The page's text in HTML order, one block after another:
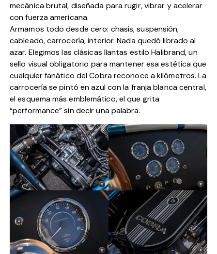
mecánica brutal, diseñada para rugir, vibrar y acelerar
con fuerza americana.
Armamos todo desde cero: chasis, suspensión,
cableado, carrocería, interior. Nada quedó librado al
azar. Elegimos las clásicas llantas estilo Halibrand, un
sello visual obligatorio para mantener esa estética que
cualquier fanático del Cobra reconoce a kilómetros. La
carrocería se pintó en azul con la franja blanca central,
el esquema más emblemático, el que grita
“performance” sin decir una palabra.